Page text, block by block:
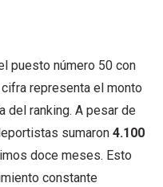
puesto número 50 con
cifra representa el monto
del ranking. A pesar de
sumaron 4.100
doce meses. Esto
constante